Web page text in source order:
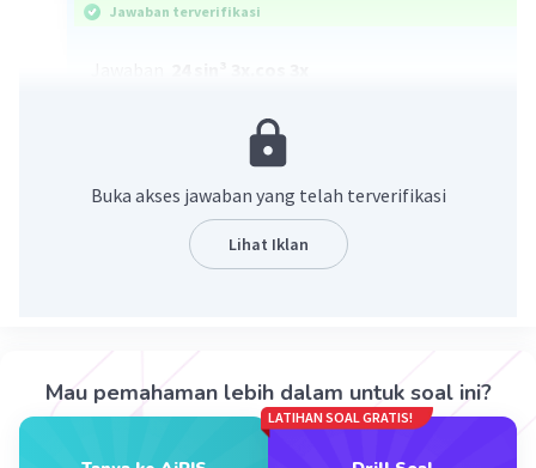
Jawaban terverifikasi
f'(x) = 2. 4 sin³ 3x. 3. cos 3x
= 24 sin³ 3x.cos 3x
5.0(1) Balas
19 November 2023 13:19
jika indeks adalah 1, maka hilangkan karena tidak
diperlukan jadi jawabannya fx
Buka akses jawaban yang telah terverifikasi
Lihat Iklan
Mau pemahaman lebih dalam untuk soal ini?
LATIHAN SOAL GRATIS!